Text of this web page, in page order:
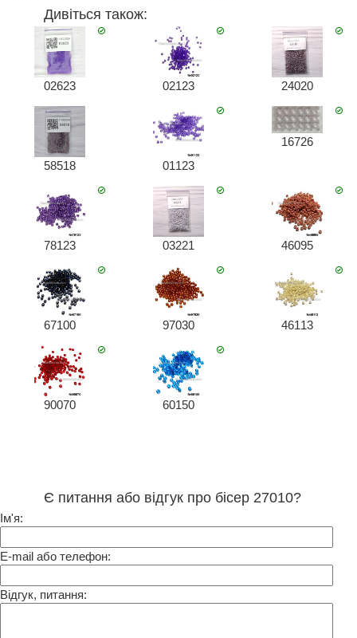
Дивіться також:
02623 02123 24020
58518 01123
16726
78123 03221 46095
67100 97030 46113
90070 60150
Є питання або відгук про бісер 27010?
Ім'я:
E-mail або телефон:
Відгук, питання: